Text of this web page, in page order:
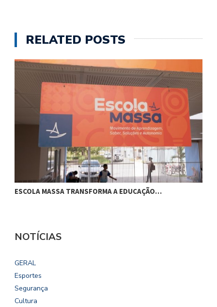
RELATED POSTS
ESCOLA MASSA TRANSFORMA A EDUCAÇÃO…
NOTÍCIAS
GERAL
Esportes
Segurança
Cultura